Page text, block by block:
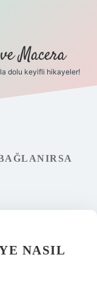
Macera
dolu keyifli hikayeler!
NASIL